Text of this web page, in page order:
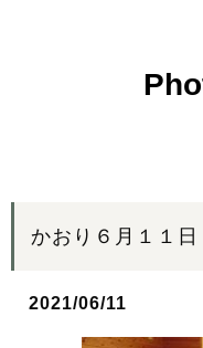
かおり６月１１日
2021/06/11